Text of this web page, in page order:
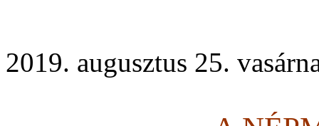
2019. augusztus 25.